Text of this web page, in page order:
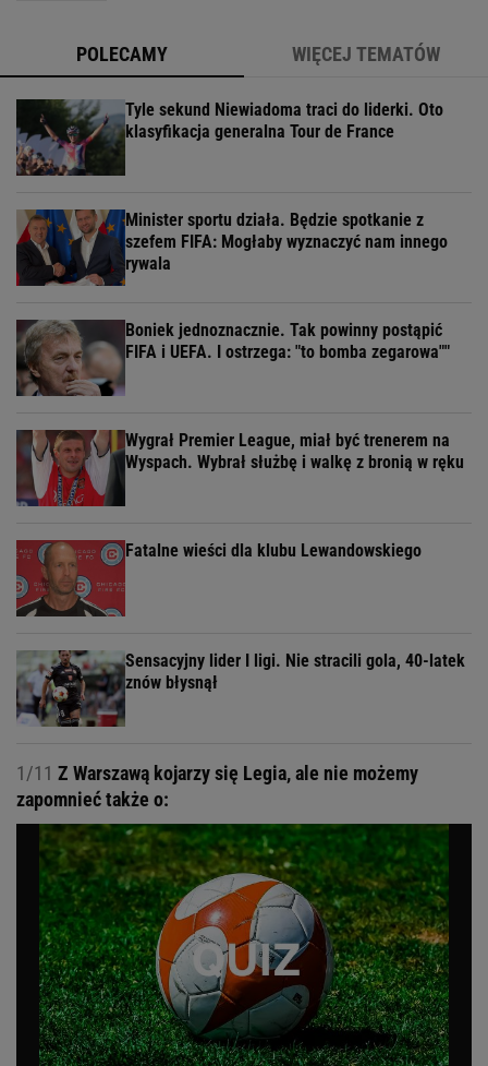
POLECAMY WIĘCEJ TEMATÓW
Tyle sekund Niewiadoma traci do liderki. Oto
klasyfikacja generalna Tour de France
Minister sportu działa. Będzie spotkanie z
szefem FIFA: Mogłaby wyznaczyć nam innego
rywala
Boniek jednoznacznie. Tak powinny postąpić
FIFA i UEFA. I ostrzega: "to bomba zegarowa""
Wygrał Premier League, miał być trenerem na
Wyspach. Wybrał służbę i walkę z bronią w ręku
Fatalne wieści dla klubu Lewandowskiego
Sensacyjny lider I ligi. Nie stracili gola, 40-latek
znów błysnął
1/11 Z Warszawą kojarzy się Legia, ale nie możemy
zapomnieć także o: